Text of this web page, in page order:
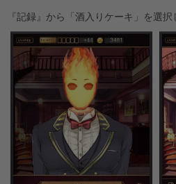
『記録』から「酒入りケーキ」を選択